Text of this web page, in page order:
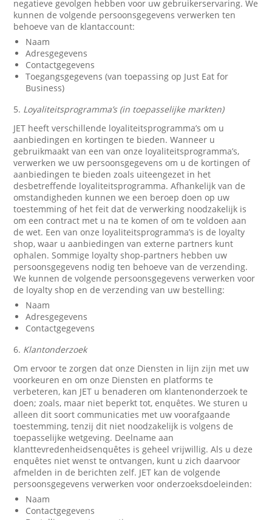
negatieve gevolgen hebben voor uw gebruikerservaring. We
kunnen de volgende persoonsgegevens verwerken ten
behoeve van de klantaccount:
Naam
Adresgegevens
Contactgegevens
Toegangsgegevens (van toepassing op Just Eat for
Business)
5. Loyaliteitsprogramma’s (in toepasselijke markten)
JET heeft verschillende loyaliteitsprogramma’s om u
aanbiedingen en kortingen te bieden. Wanneer u
gebruikmaakt van een van onze loyaliteitsprogramma’s,
verwerken we uw persoonsgegevens om u de kortingen of
aanbiedingen te bieden zoals uiteengezet in het
desbetreffende loyaliteitsprogramma. Afhankelijk van de
omstandigheden kunnen we een beroep doen op uw
toestemming of het feit dat de verwerking noodzakelijk is
om een contract met u na te komen of om te voldoen aan
de wet. Een van onze loyaliteitsprogramma’s is de loyalty
shop, waar u aanbiedingen van externe partners kunt
ophalen. Sommige loyalty shop-partners hebben uw
persoonsgegevens nodig ten behoeve van de verzending.
We kunnen de volgende persoonsgegevens verwerken voor
de loyalty shop en de verzending van uw bestelling:
Naam
Adresgegevens
Contactgegevens
6. Klantonderzoek
Om ervoor te zorgen dat onze Diensten in lijn zijn met uw
voorkeuren en om onze Diensten en platforms te
verbeteren, kan JET u benaderen om klantenonderzoek te
doen; zoals, maar niet beperkt tot, enquêtes. We sturen u
alleen dit soort communicaties met uw voorafgaande
toestemming, tenzij dit niet noodzakelijk is volgens de
toepasselijke wetgeving. Deelname aan
klanttevredenheidsenquêtes is geheel vrijwillig. Als u deze
enquêtes niet wenst te ontvangen, kunt u zich daarvoor
afmelden in de berichten zelf. JET kan de volgende
persoonsgegevens verwerken voor onderzoeksdoeleinden:
Naam
Contactgegevens